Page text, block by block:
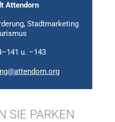
Attendorn
Stadtmarketing
u. –143
SIE PARKEN